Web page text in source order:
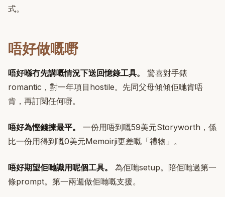
式。
唔好做嘅嘢
唔好喺冇先講嘅情況下送回憶錄工具。
驚喜對手錶
romantic，對一年項目hostile。先同父母傾傾佢哋肯唔
肯，再訂閱任何嘢。
唔好為慳錢揀最平。
一份用唔到嘅59美元Storyworth，係
比一份用得到嘅0美元Memoirji更差嘅「禮物」。
唔好期望佢哋識用呢個工具。
為佢哋setup。陪佢哋過第一
條prompt。第一兩週做佢哋嘅支援。